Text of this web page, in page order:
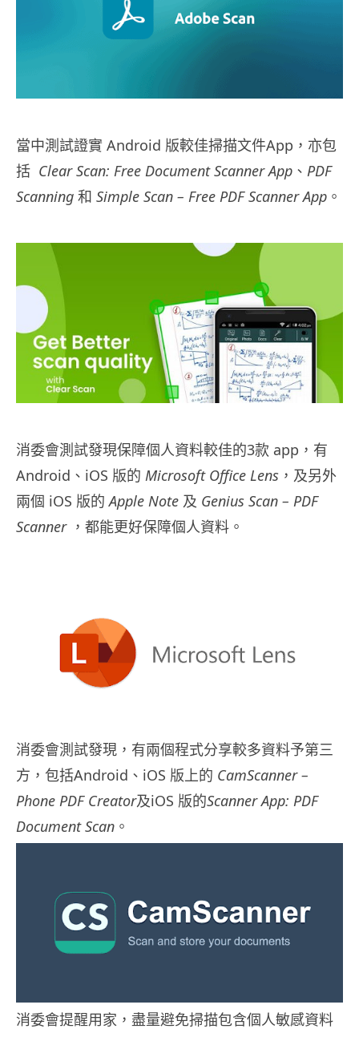
當中測試證實 Android 版較佳掃描文件App，亦包
括 Clear Scan: Free Document Scanner App 、 PDF
Scanning 和 Simple Scan – Free PDF Scanner App 。
消委會測試發現保障個人資料較佳的3款 app，有
Android、iOS 版的 Microsoft Office Lens ，及另外
兩個 iOS 版的Apple Note 及 Genius Scan – PDF
Scanner，都能更好保障個人資料。
消委會測試發現，有兩個程式分享較多資料予第三
方，包括Android、iOS 版上的 CamScanner –
Phone PDF Creator及iOS 版的Scanner App: PDF
Document Scan 。
消委會提醒用家，盡量避免掃描包含個人敏感資料